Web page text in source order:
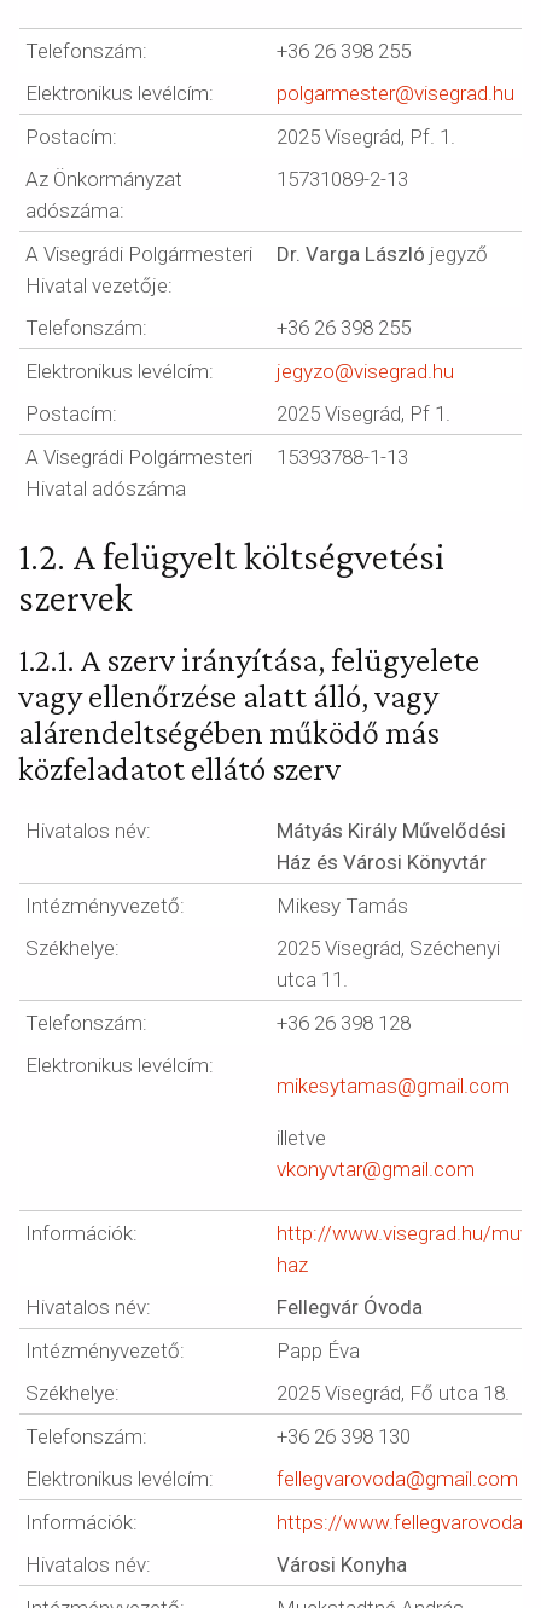
Telefonszám:
+36 26 398 255
Elektronikus levélcím:
polgarmester@visegrad.hu
Postacím:
2025 Visegrád, Pf. 1.
Az Önkormányzat
adószáma:
15731089-2-13
A Visegrádi Polgármesteri
Hivatal vezetője:
Dr. Varga László jegyző
Telefonszám:
+36 26 398 255
Elektronikus levélcím:
jegyzo@visegrad.hu
Postacím:
2025 Visegrád, Pf 1.
A Visegrádi Polgármesteri
Hivatal adószáma
15393788-1-13
1.2. A felügyelt költségvetési
szervek
1.2.1. A szerv irányítása, felügyelete
vagy ellenőrzése alatt álló, vagy
alárendeltségében működő más
közfeladatot ellátó szerv
Hivatalos név:
Mátyás Király Művelődési
Ház és Városi Könyvtár
Intézményvezető:
Mikesy Tamás
Székhelye:
2025 Visegrád, Széchenyi
utca 11.
Telefonszám:
+36 26 398 128
Elektronikus levélcím:
mikesytamas@gmail.com
illetve
vkonyvtar@gmail.com
Információk:
http://www.visegrad.hu/
haz
Hivatalos név:
Fellegvár Óvoda
Intézményvezető:
Papp Éva
Székhelye:
2025 Visegrád, Fő utca 18.
Telefonszám:
+36 26 398 130
Elektronikus levélcím:
fellegvarovoda@gmail.com
Információk:
https://
Hivatalos név:
Városi Konyha